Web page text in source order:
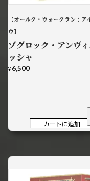
【オールク・ウォークラン：ア
ウ】
ゾグロック・アンヴ
ッシャ
¥ 6,500
カートに追加